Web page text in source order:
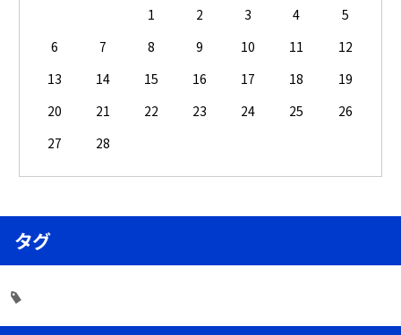
1 2 3 4
5
6
7 8 9 10 11
12
13
14 15 16 17 18
19
20
21 22 23 24 25
26
27
28
タグ